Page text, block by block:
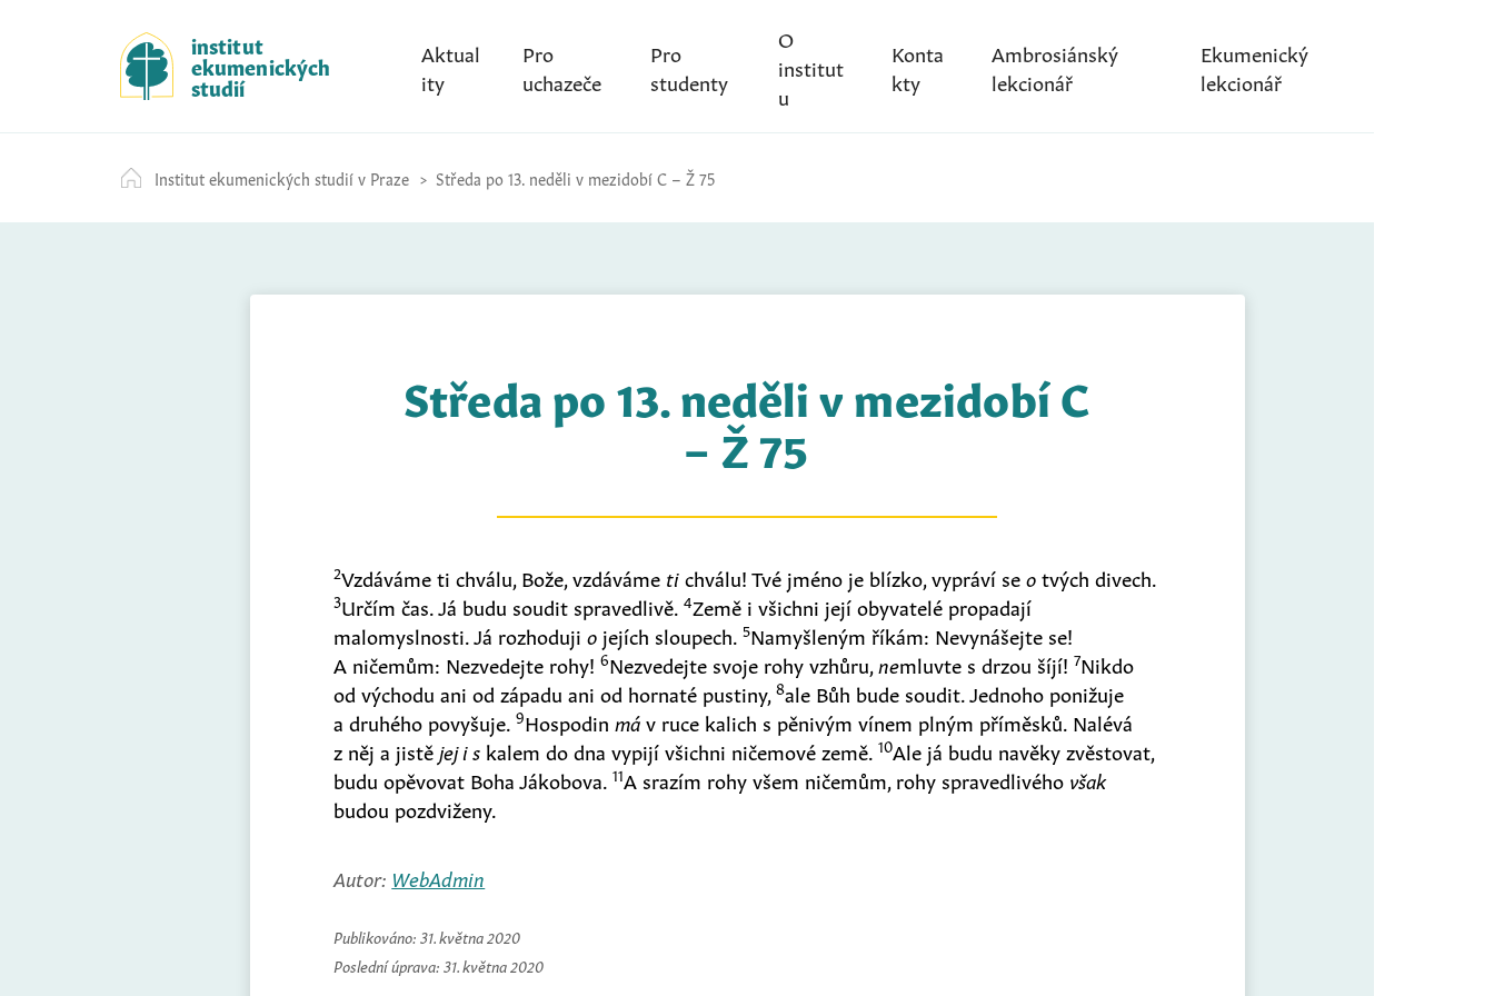
k
i
p
t
c
o
institut
ekumenických
studií
Aktual
ity
Pro
uchazeče
Pro
studenty
O
institut
u
Konta
kty
Ambrosiánský
lekcionář
Ekumenický
lekcionář
Institut ekumenických studií v Praze Středa po 13. neděli v mezidobí C – Ž 75
Středa po 13. neděli v mezidobí C
– Ž 75
2Vzdáváme ti chválu, Bože, vzdáváme tichválu! Tvé jméno je blízko, vypráví seotvých divech.
3Určím čas. Já budu soudit spravedlivě.4Země i všichni její obyvatelé propadají
malomyslnosti. Já rozhodujio jejích sloupech.5Namyšleným říkám: Nevynášejte se!
A ničemům: Nezvedejte rohy!6Nezvedejte svoje rohy vzhůru, nemluvte s drzou šíjí!7Nikdo
od východu ani od západu ani od hornaté pustiny,8ale Bůh bude soudit. Jednoho ponižuje
a druhého povyšuje.9Hospodin máv ruce kalich s pěnivým vínem plným příměsků. Nalévá
z něj a jistě jej i s kalem do dna vypijí všichni ničemové země.10Ale já budu navěky zvěstovat,
budu opěvovat Boha Jákobova.11A srazím rohy všem ničemům, rohy spravedlivého však
budou pozdviženy.
Autor: WebAdmin
Publikováno: 31. května 2020
Poslední úprava: 31. května 2020